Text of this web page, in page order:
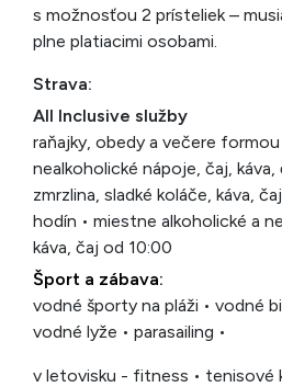
s možnosťou 2 prísteliek –
plne platiacimi osobami.
Strava:
All Inclusive služby
raňajky, obedy a večere
nealkoholické nápoje, čaj,
zmrzlina, sladké koláče, káva,
hodín • miestne alkoholické a
káva, čaj od 10:00
Šport a zábava:
vodné športy na pláži • vodné
vodné lyže • parasailing •
v letovisku - fitness • tenisové